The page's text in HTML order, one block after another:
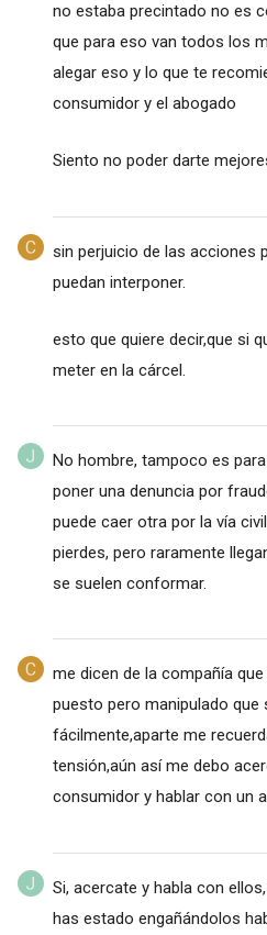
no estaba precintado no es
que para eso van todos los
alegar eso y lo que te
consumidor y el abogado
Siento no poder darte
sin perjuicio de las acciones
puedan interponer.
esto que quiere decir,que si
meter en la cárcel.
No hombre, tampoco es
poner una denuncia por
puede caer otra por la vía
pierdes, pero raramente
se suelen conformar.
me dicen de la compañía
puesto pero manipulado que
fácilmente,aparte me
tensión,aún así me debo
consumidor y hablar con un
Si, acercate y habla con
has estado engañándolos